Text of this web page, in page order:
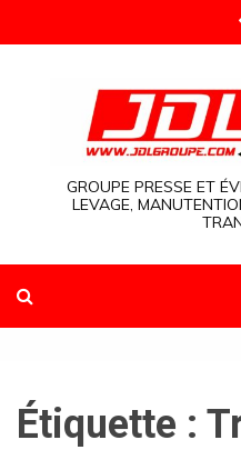
to
GROUPE PRESSE ET
LEVAGE,
Étiquette :